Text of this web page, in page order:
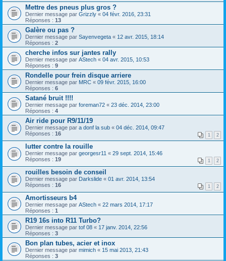
Mettre des pneus plus gros ?
Dernier message par Grizzly « 04 févr. 2016, 23:31
Réponses : 13
Galère ou pas ?
Dernier message par Sayenvegeta « 12 avr. 2015, 18:14
Réponses : 2
cherche infos sur jantes rally
Dernier message par AStech « 04 avr. 2015, 10:53
Réponses : 9
Rondelle pour frein disque arriere
Dernier message par MRC « 09 févr. 2015, 16:00
Réponses : 6
Satané bruit !!!!
Dernier message par foreman72 « 23 déc. 2014, 23:00
Réponses : 4
Air ride pour R9/11/19
Dernier message par a donf la sub « 04 déc. 2014, 09:47
Réponses : 16 1 2
lutter contre la rouille
Dernier message par georgesr11 « 29 sept. 2014, 15:46
Réponses : 19 1 2
rouilles besoin de conseil
Dernier message par Darkslide « 01 avr. 2014, 13:54
Réponses : 16 1 2
Amortisseurs b4
Dernier message par AStech « 22 mars 2014, 17:17
Réponses : 1
R19 16s into R11 Turbo?
Dernier message par tof 08 « 17 janv. 2014, 22:56
Réponses : 3
Bon plan tubes, acier et inox
Dernier message par mimich « 15 mai 2013, 21:43
Réponses : 3